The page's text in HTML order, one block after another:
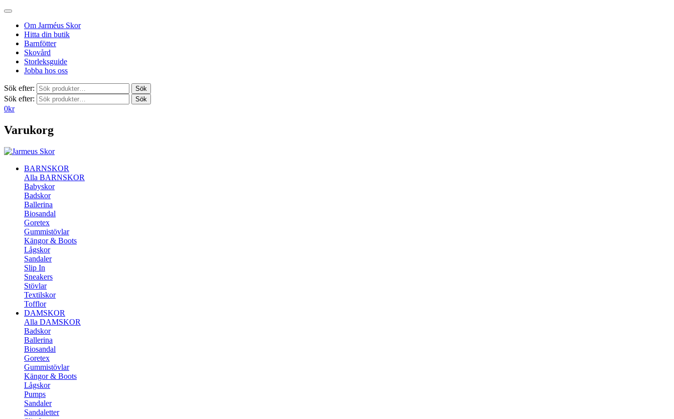
Om Jarméus Skor
Hitta din butik
Barnfötter
Skovård
Storleksguide
Jobba hos oss
Sök efter: Sök
Sök efter: Sök
0kr
Varukorg
BARNSKOR
Alla BARNSKOR
Babyskor
Badskor
Ballerina
Biosandal
Goretex
Gummistövlar
Kängor & Boots
Lågskor
Sandaler
Slip In
Sneakers
Stövlar
Textilskor
Tofflor
DAMSKOR
Alla DAMSKOR
Badskor
Ballerina
Biosandal
Goretex
Gummistövlar
Kängor & Boots
Lågskor
Pumps
Sandaler
Sandaletter